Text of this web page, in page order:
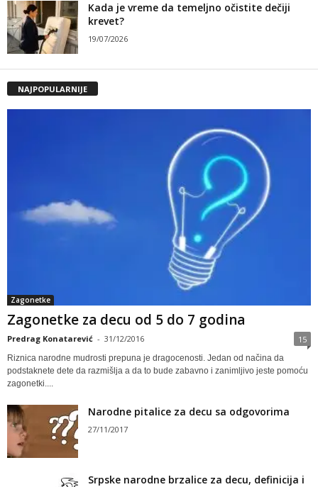
Kada je vreme da temeljno očistite dečiji
krevet?
19/07/2026
NAJPOPULARNIJE
Zagonetke
Zagonetke za decu od 5 do 7 godina
Predrag Konatarević - 31/12/2016 15
Riznica narodne mudrosti prepuna je dragocenosti. Jedan od načina da
podstaknete dete da razmišlja a da to bude zabavno i zanimljivo jeste pomoću
zagonetki....
Narodne pitalice za decu sa odgovorima
27/11/2017
Srpske narodne brzalice za decu, definicija i